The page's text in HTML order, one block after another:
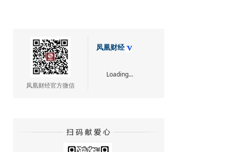
凤凰财经官方微信
凤凰财经
Loading...